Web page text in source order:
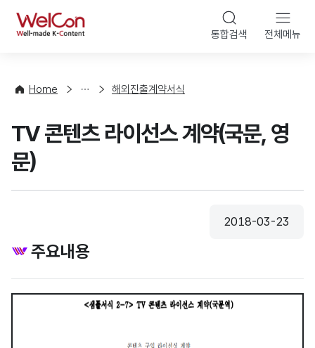
WelCon 통합검색 전체메뉴
Home
컨
팅
해외진출계약서식
TV 콘텐츠 라이선스 계약(국문, 영
문)
등록일
2018-03-23
주요내용